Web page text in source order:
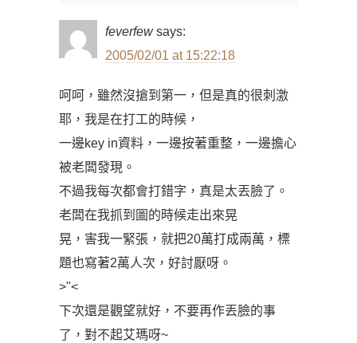
feverfew says:
2005/02/01 at 15:22:18
呵呵，雖然沒搶到第一，但是真的很刺激
耶，我是在打工的時候，
一邊key in資料，一邊按著重整，一邊擔心
被老闆發現。
不過我每次都會打錯字，真是太丟臉了。
老闆在我抓到圖的時候走出來晃
晃，害我一緊張，就把20萬打成兩萬，標
題也寫著2萬人次，好討厭呀。
>"<
下次還是觀望就好，不要再作丟臉的事
了，對不起艾瑪呀~